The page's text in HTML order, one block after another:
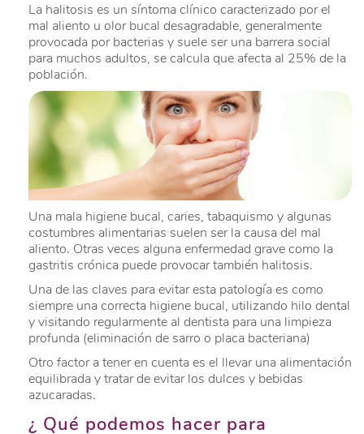
La halitosis es un síntoma clínico caracterizado por el
mal aliento u olor bucal desagradable, generalmente
provocada por bacterias y suele ser una barrera social
para muchos adultos, se calcula que afecta al 25% de la
población.
Una mala higiene bucal, caries, tabaquismo y algunas
costumbres alimentarias suelen ser la causa del mal
aliento. Otras veces alguna enfermedad grave como la
gastritis crónica puede provocar también halitosis.
Una de las claves para evitar esta patología es como
siempre una correcta higiene bucal, utilizando hilo dental
y visitando regularmente al dentista para una limpieza
profunda (eliminación de sarro o placa bacteriana)
Otro factor a tener en cuenta es el llevar una alimentación
equilibrada y tratar de evitar los dulces y bebidas
azucaradas.
¿ Qué podemos hacer para